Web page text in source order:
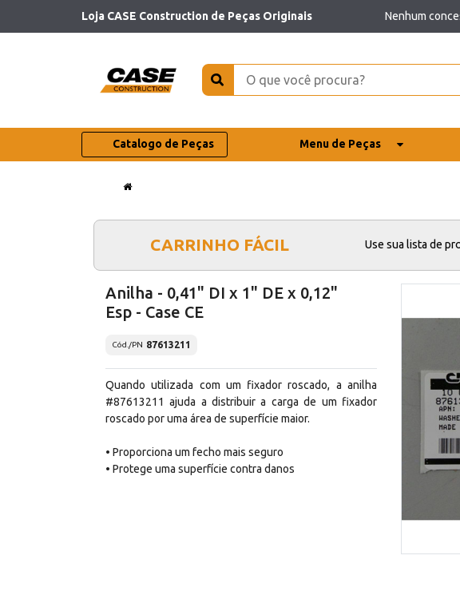
Loja CASE Construction de Peças Originais Nenhum
Catalogo de Peças Menu de Peças
CARRINHO FÁCIL Use sua lista de
Anilha - 0,41" DI x 1" DE x 0,12"
Esp - Case CE
Cód./PN 87613211
Quando utilizada com um fixador roscado, a anilha
#87613211 ajuda a distribuir a carga de um fixador
roscado por uma área de superfície maior.
• Proporciona um fecho mais seguro
• Protege uma superfície contra danos